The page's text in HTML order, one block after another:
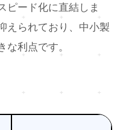
ピード化に直結しま
えられており、中小製
利点です。